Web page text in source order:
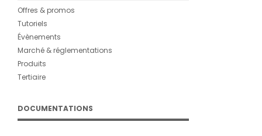
Offres & promos
Tutoriels
Évènements
Marché & réglementations
Produits
Tertiaire
DOCUMENTATIONS